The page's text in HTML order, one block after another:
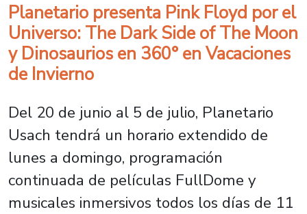
Planetario presenta Pink Floyd por el
Universo: The Dark Side of The Moon
y Dinosaurios en 360° en Vacaciones
de Invierno
Del 20 de junio al 5 de julio, Planetario
Usach tendrá un horario extendido de
lunes a domingo, programación
continuada de películas FullDome y
musicales inmersivos todos los días de 11